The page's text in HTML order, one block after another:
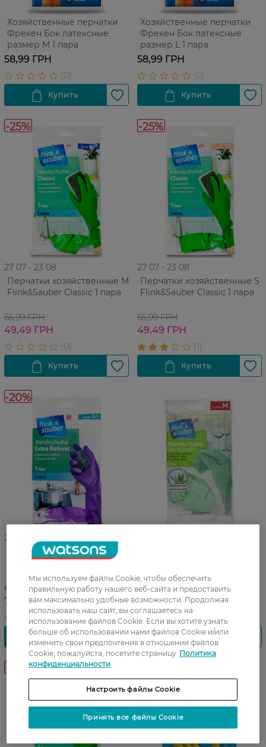
Хозяйственные перчатки
Фрекен Бок латексные
размер М 1 пара
58,99 ГРН
Хозяйственные перчатки
Фрекен Бок латексные
размер L 1 пара
58,99 ГРН
-25%
27 07 - 23 08
Перчатки хозяйственные M
Flink&Sauber Classic 1 пара
65,99 ГРН
49,49 ГРН
-25%
27 07 - 23 08
Перчатки хозяйственные S
Flink&Sauber Classic 1 пара
65,99 ГРН
49,49 ГРН
-20%
27 07 - 23 08
Перчатки хозяйственные L
Flink&Sauber Extra Robust 1
89,99 ГРН
71,99 ГРН
размер M
59,99 ГРН
50,99 ГРН
-25%
Мы используем файлы Cookie, чтобы обеспечить
правильную работу нашего веб-сайта и предоставить
вам максимально удобные возможности. Продолжая
использовать наш сайт, вы соглашаетесь на
использование файлов Cookie. Если вы хотите узнать
больше об использовании нами файлов Cookie и/или
изменить свои предпочтения в отношении файлов
Cookie, пожалуйста, посетите страницу Политика
конфиденциальности
Настроить файлы Cookie
Принять все файлы Cookie